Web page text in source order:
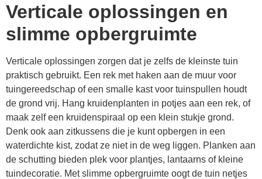
Verticale oplossingen en
slimme opbergruimte
Verticale oplossingen zorgen dat je zelfs de kleinste tuin
praktisch gebruikt. Een rek met haken aan de muur voor
tuingereedschap of een smalle kast voor tuinspullen houdt
de grond vrij. Hang kruidenplanten in potjes aan een rek, of
maak zelf een kruidenspiraal op een klein stukje grond.
Denk ook aan zitkussens die je kunt opbergen in een
waterdichte kist, zodat ze niet in de weg liggen. Planken aan
de schutting bieden plek voor plantjes, lantaarns of kleine
tuindecoratie. Met slimme opbergruimte oogt de tuin netjes